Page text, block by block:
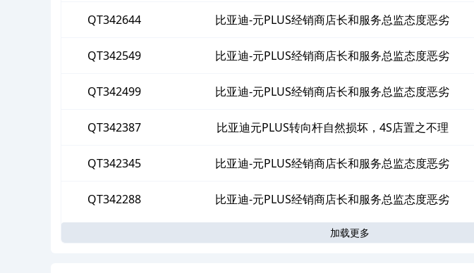
QT342644 比亚迪-元PLUS经销商店长和服务总监态度恶劣
QT342549 比亚迪-元PLUS经销商店长和服务总监态度恶劣
QT342499 比亚迪-元PLUS经销商店长和服务总监态度恶劣
QT342387 比亚迪元PLUS转向杆自然损坏，4S店置之不理
QT342345 比亚迪-元PLUS经销商店长和服务总监态度恶劣
QT342288 比亚迪-元PLUS经销商店长和服务总监态度恶劣
加载更多